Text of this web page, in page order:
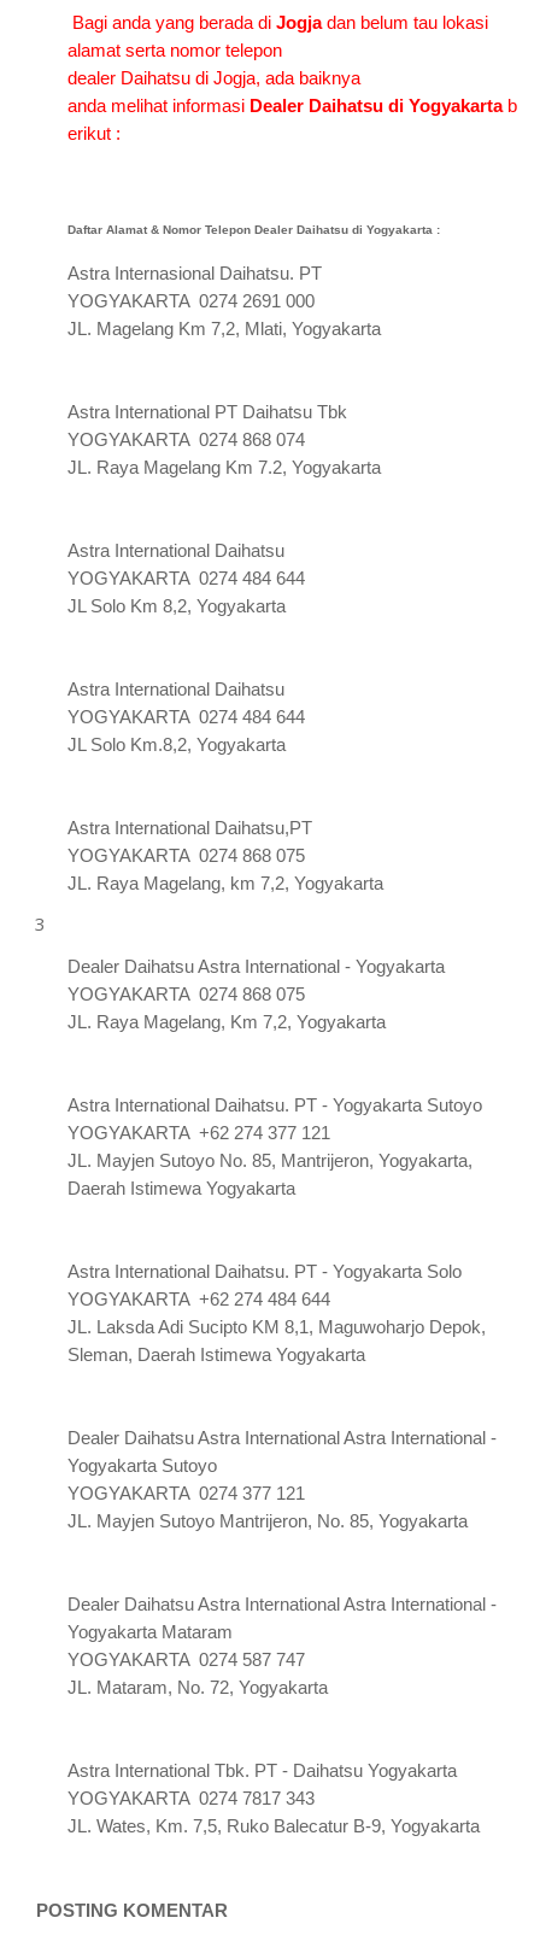
Bagi anda yang berada di Jogjadan belum tau lokasi
alamat serta nomor telepon
dealer Daihatsu di Jogja, ada baiknya
anda melihat informasi Dealer Daihatsu di Yogyakarta b
erikut :
Daftar Alamat & Nomor Telepon Dealer Daihatsu di Yogyakarta :
Astra Internasional Daihatsu. PT
YOGYAKARTA 0274 2691 000
JL. Magelang Km 7,2, Mlati, Yogyakarta
Astra International PT Daihatsu Tbk
YOGYAKARTA 0274 868 074
JL. Raya Magelang Km 7.2, Yogyakarta
Astra International Daihatsu
YOGYAKARTA 0274 484 644
JL Solo Km 8,2, Yogyakarta
Astra International Daihatsu
YOGYAKARTA 0274 484 644
JL Solo Km.8,2, Yogyakarta
Astra International Daihatsu,PT
YOGYAKARTA 0274 868 075
JL. Raya Magelang, km 7,2, Yogyakarta
Dealer Daihatsu Astra International - Yogyakarta
YOGYAKARTA 0274 868 075
JL. Raya Magelang, Km 7,2, Yogyakarta
Astra International Daihatsu. PT - Yogyakarta Sutoyo
YOGYAKARTA +62 274 377 121
JL. Mayjen Sutoyo No. 85, Mantrijeron, Yogyakarta,
Daerah Istimewa Yogyakarta
Astra International Daihatsu. PT - Yogyakarta Solo
YOGYAKARTA +62 274 484 644
JL. Laksda Adi Sucipto KM 8,1, Maguwoharjo Depok,
Sleman, Daerah Istimewa Yogyakarta
Dealer Daihatsu Astra International Astra International -
Yogyakarta Sutoyo
YOGYAKARTA 0274 377 121
JL. Mayjen Sutoyo Mantrijeron, No. 85, Yogyakarta
Dealer Daihatsu Astra International Astra International -
Yogyakarta Mataram
YOGYAKARTA 0274 587 747
JL. Mataram, No. 72, Yogyakarta
Astra International Tbk. PT - Daihatsu Yogyakarta
YOGYAKARTA 0274 7817 343
JL. Wates, Km. 7,5, Ruko Balecatur B-9, Yogyakarta
POSTING KOMENTAR